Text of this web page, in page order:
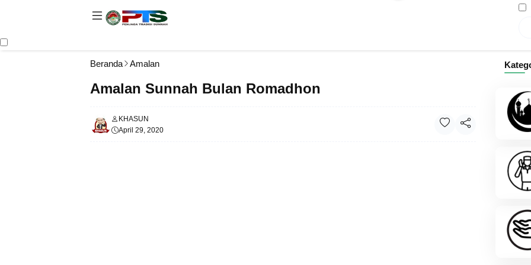
Beranda Amalan
Amalan Sunnah Bulan Romadhon
KHASUN
April 29, 2020